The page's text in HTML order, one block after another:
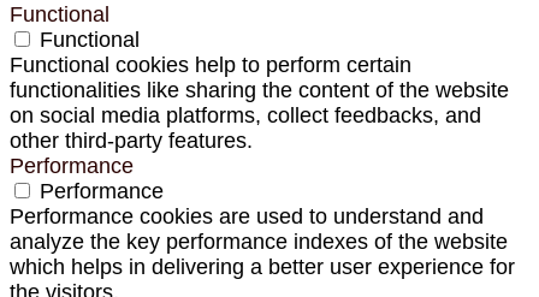
Functional
Functional
Functional cookies help to perform certain
functionalities like sharing the content of the website
on social media platforms, collect feedbacks, and
other third-party features.
Performance
Performance
Performance cookies are used to understand and
analyze the key performance indexes of the website
which helps in delivering a better user experience for